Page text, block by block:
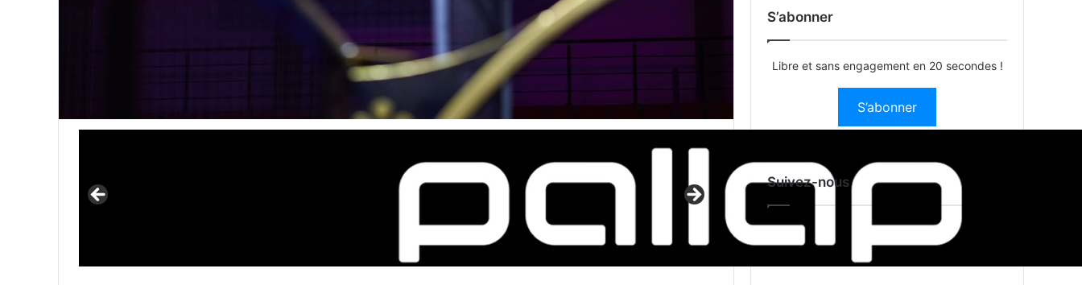
S’abonner
Libre et sans engagement en 20 secondes !
S’abonner
Suivez-nous